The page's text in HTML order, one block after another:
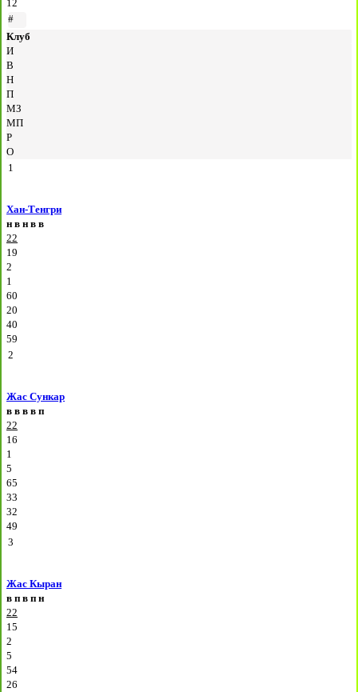
12
#
Клуб
И
В
Н
П
МЗ
МП
Р
О
1
Хан-Тенгри
н в н в в
22
19
2
1
60
20
40
59
2
Жас Сункар
в в в в п
22
16
1
5
65
33
32
49
3
Жас Кыран
в п в п н
22
15
2
5
54
26